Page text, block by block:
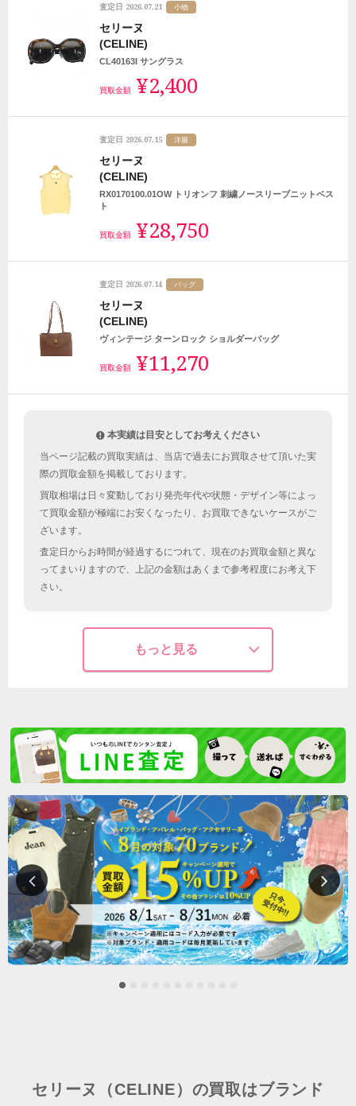
査定日 2026.07.21 小物
セリーヌ
(CELINE)
CL40163I サングラス
買取金額 ¥2,400
査定日 2026.07.15 洋服
セリーヌ
(CELINE)
RX0170100.01OW トリオンフ 刺繍ノースリーブニットベス
ト
買取金額 ¥28,750
査定日 2026.07.14 バッグ
セリーヌ
(CELINE)
ヴィンテージ ターンロック ショルダーバッグ
買取金額 ¥11,270
本実績は目安としてお考えください
当ページ記載の買取実績は、当店で過去にお買取させて頂いた実
際の買取金額を掲載しております。
買取相場は日々変動しており発売年代や状態・デザイン等によっ
て買取金額が極端にお安くなったり、お買取できないケースがご
ざいます。
査定日からお時間が経過するにつれて、現在のお買取金額と異な
ってまいりますので、上記の金額はあくまで参考程度にお考え下
さい。
もっと見る
セリーヌ（CELINE）の買取はブランド